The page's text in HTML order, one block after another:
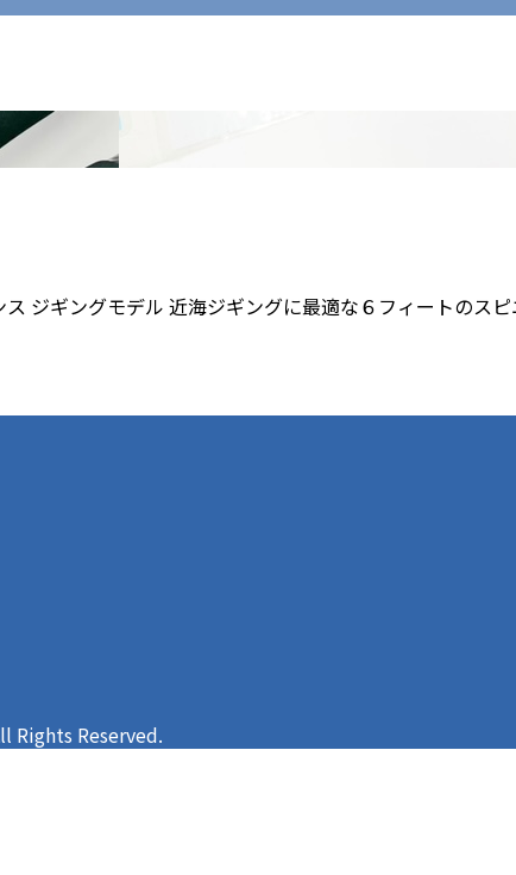
ジギングモデル 近海ジギングに最適な６フィートのス
Rights Reserved.